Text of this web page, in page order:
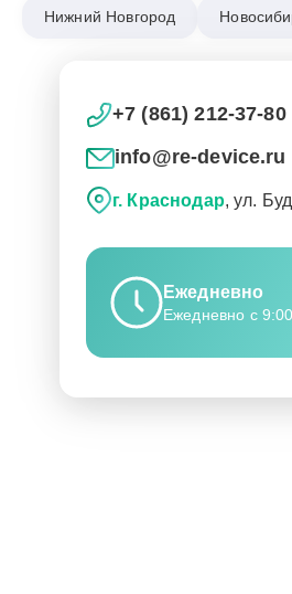
Нижний Новгород
+7 (861) 212-37-80
info@re-device.ru
г. Краснодар, ул.
Ежедневно
Ежедневно с